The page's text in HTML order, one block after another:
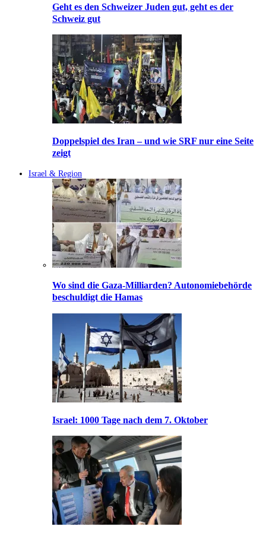
Geht es den Schweizer Juden gut, geht es der
Schweiz gut
Doppelspiel des Iran – und wie SRF nur eine Seite
zeigt
Israel & Region
Wo sind die Gaza-Milliarden? Autonomiebehörde
beschuldigt die Hamas
Israel: 1000 Tage nach dem 7. Oktober